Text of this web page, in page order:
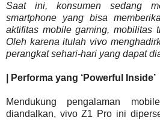
Saat ini, konsumen sedang
smartphone yang bisa
aktifitas mobile gaming, mobilitas
Oleh karena itulah vivo
perangkat sehari-hari yang dapat
| Performa yang ‘Powerful Inside’
Mendukung pengalaman
diandalkan, vivo Z1 Pro ini